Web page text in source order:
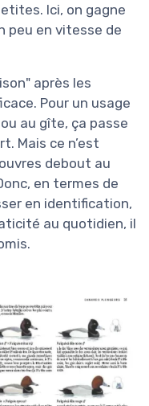
Ici, on gagne
peu en vitesse de
après les
Pour un usage
au gîte, ça passe
Mais ce n’est
debout au
en termes de
en identification,
au quotidien, il